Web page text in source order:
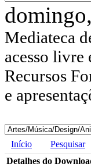
Mediateca
acesso livre
Recursos
e
Início Pesquisar
Detalhes do